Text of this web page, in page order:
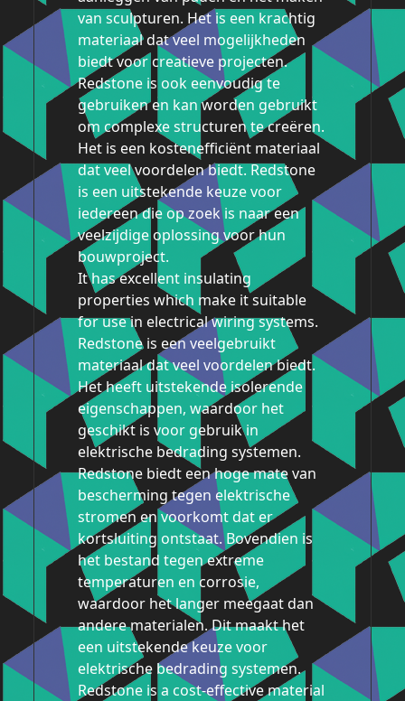
van sculpturen. Het is een krachtig
materiaal dat veel mogelijkheden
biedt voor creatieve projecten.
Redstone is ook eenvoudig te
gebruiken en kan worden gebruikt
om complexe structuren te creëren.
Het is een kostenefficiënt materiaal
dat veel voordelen biedt. Redstone
is een uitstekende keuze voor
iedereen die op zoek is naar een
veelzijdige oplossing voor hun
bouwproject.
It has excellent insulating
properties which make it suitable
for use in electrical wiring systems.
Redstone is een veelgebruikt
materiaal dat veel voordelen biedt.
Het heeft uitstekende isolerende
eigenschappen, waardoor het
geschikt is voor gebruik in
elektrische bedrading systemen.
Redstone biedt een hoge mate van
bescherming tegen elektrische
stromen en voorkomt dat er
kortsluiting ontstaat. Bovendien is
het bestand tegen extreme
temperaturen en corrosie,
waardoor het langer meegaat dan
andere materialen. Dit maakt het
een uitstekende keuze voor
elektrische bedrading systemen.
Redstone is a cost-effective material